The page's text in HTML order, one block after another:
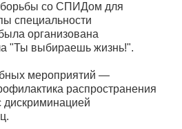
со СПИДом для
специальности
организована
"Ты выбираешь жизнь!".
мероприятий —
распространения
дискриминацией